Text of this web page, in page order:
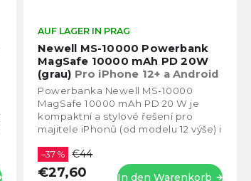
durchschnittliche
Produktbewertung
Sternen.
Newell MS-10000 Powerbank
MagSafe 10000 mAh PD 20W
(grau) Pro iPhone 12+ a Android
s USB-C, vhodná i pro
sluchátka, čtečky a další
zařízení
AUF LAGER IN PRAG
–37 % €44
€27,60 In den Warenkorb
Powerbanka Newell MS-10000
MagSafe 10000 mAh PD 20 W je
kompaktní a stylové řešení pro
majitele iPhonů (od modelu 12 výše) i
bezdrátové nabíjení...